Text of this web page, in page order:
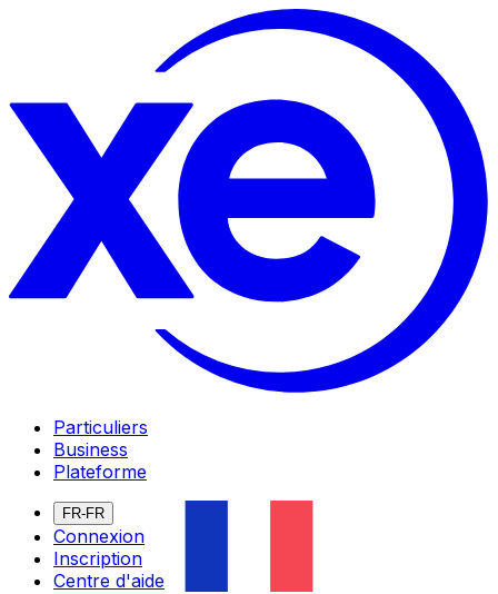
Particuliers
Business
Plateforme
FR-FR
Connexion
Inscription
Centre d'aide